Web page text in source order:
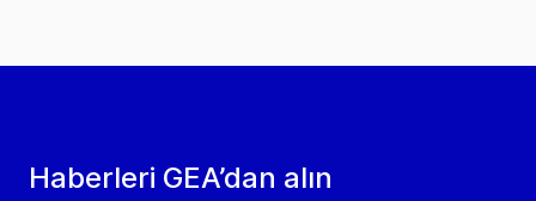
Haberleri GEA’dan alın